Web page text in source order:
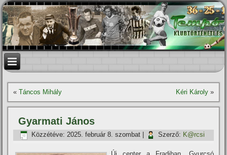
«Táncos Mihály Kéri Károly»
Gyarmati János
Közzétéve: 2025. február 8. szombat Szerző: K@rcsi